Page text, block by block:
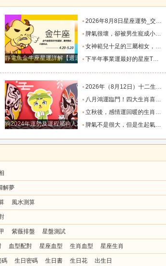
靜電魚金牛座星運詳解【週運2024年12月9日-12月15日】
2026年8月8日星座運勢_交易_管理_合作
脾氣很壞，卻被男生寵成小公主的四大星座女，無憂無慮沒煩惱_女生_魅力_所在
女神範兒十足的三屬相女，很受異性的歡迎，人生處處招桃花！_女性_魅力_機遇
下半年事業運最好的星座TOP4_獅子座_木星_天蠍座
狗2024年運勢及運程屬狗人2024運勢好嗎
2026年（8月12日）十二生肖最棒運勢播報_龍的_財富_方面
八月鴻運臨門！四大生肖喜事紮堆來襲，下半年一路順風順水到底_避雷_要點_合作
立秋後，感情運回暖的生肖TOP3_單身_放平_申金
脾氣不是很大，但是生起氣來很難哄的五大星座女_女性_情緒_給予
解夢
風水測算
紫薇排盤 星盤測試
血型配對 星座血型 生肖血型 星座生肖
碼 生日密碼 生日書 生日花 出生日